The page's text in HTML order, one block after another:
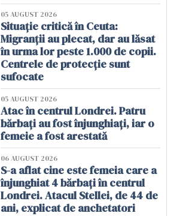
05 AUGUST 2026
Situație critică în Ceuta:
Migranții au plecat, dar au lăsat
în urma lor peste 1.000 de copii.
Centrele de protecție sunt
sufocate
05 AUGUST 2026
Atac în centrul Londrei. Patru
bărbați au fost înjunghiați, iar o
femeie a fost arestată
06 AUGUST 2026
S-a aflat cine este femeia care a
înjunghiat 4 bărbați în centrul
Londrei. Atacul Stellei, de 44 de
ani, explicat de anchetatori